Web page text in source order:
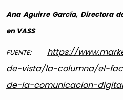
Ana Aguirre García, Directora
en VASS
FUENTE: https://
de-vista/la-columna/el-
de-la-comunicacion-digital